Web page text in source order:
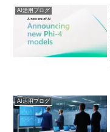
AI活用ブログ
AI活用ブログ